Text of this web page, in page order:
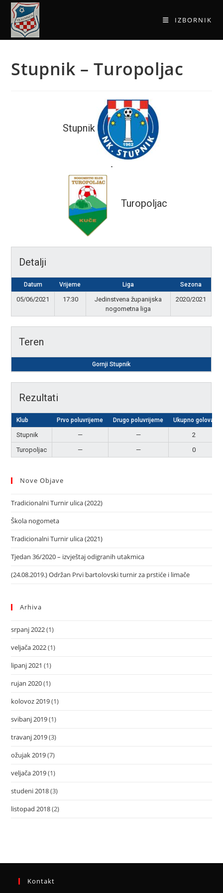
IZBORNIK
Stupnik – Turopoljac
Stupnik
-
Turopoljac
Detalji
Datum Vrijeme Liga Sezona
05/06/2021 17:30
Jedinstvena županijska
nogometna liga
2020/2021
Teren
Gornji Stupnik
Rezultati
Klub Prvo poluvrijeme Drugo poluvrijeme Ukupno golova
Stupnik — —
2
Turopoljac
— — 0
Nove Objave
Tradicionalni Turnir ulica (2022)
Škola nogometa
Tradicionalni Turnir ulica (2021)
Tjedan 36/2020 – izvještaj odigranih utakmica
(24.08.2019.) Održan Prvi bartolovski turnir za prstiće i limače
Arhiva
srpanj 2022(1)
veljača 2022(1)
lipanj 2021 (1)
rujan 2020(1)
kolovoz 2019(1)
svibanj 2019(1)
travanj 2019(3)
ožujak 2019(7)
veljača 2019(1)
studeni 2018(3)
listopad 2018(2)
Kontakt